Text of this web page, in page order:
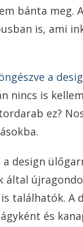
bánta meg.
is, ami
a
nincs is
ez?
design
által
is találhatók.
és